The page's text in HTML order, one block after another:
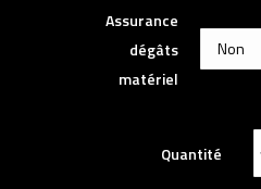
Assurance
dégâts
matériel
Quantité